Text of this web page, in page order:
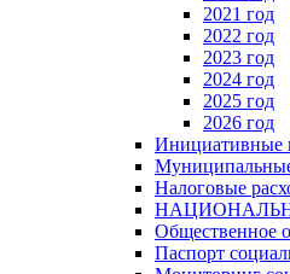
2021 год
2022 год
2023 год
2024 год
2025 год
2026 год
Инициативные
Налоговые
Общественное
Паспорт